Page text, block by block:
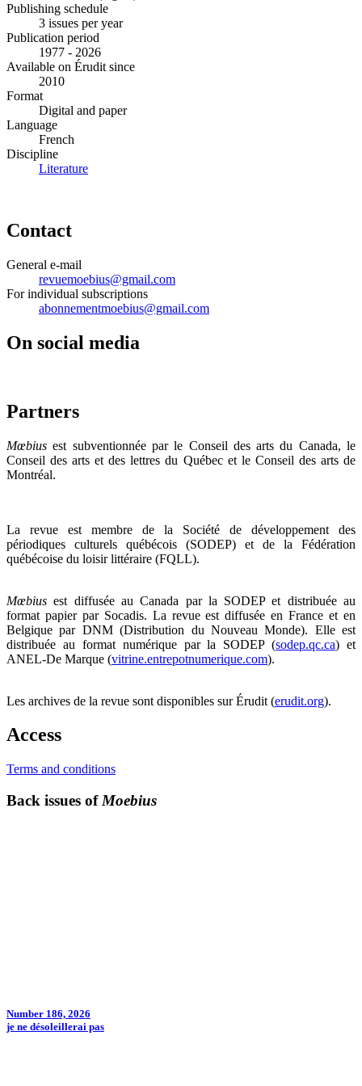
Publishing schedule
3 issues per year
Publication period
1977 - 2026
Available on Érudit since
2010
Format
Digital and paper
Language
French
Discipline
Literature
Contact
General e-mail
revuemoebius@gmail.com
For individual subscriptions
abonnementmoebius@gmail.com
On social media
Partners
Mœbius est subventionnée par le Conseil des arts du Canada, le
Conseil des arts et des lettres du Québec et le Conseil des arts de
Montréal.
La revue est membre de la Société de développement des
périodiques culturels québécois (SODEP) et de la Fédération
québécoise du loisir littéraire (FQLL).
Mœbius est diffusée au Canada par la SODEP et distribuée au
format papier par Socadis. La revue est diffusée en France et en
Belgique par DNM (Distribution du Nouveau Monde). Elle est
distribuée au format numérique par la SODEP (sodep.qc.ca) et
ANEL-De Marque (vitrine.entrepotnumerique.com).
Les archives de la revue sont disponibles sur Érudit (erudit.org).
Access
Terms and conditions
Back issues of Moebius
Number 186, 2026
je ne désoleillerai pas